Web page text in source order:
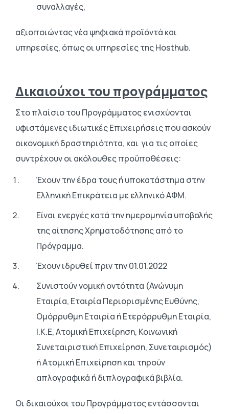
συναλλαγές,
αξιοποιώντας νέα ψηφιακά προϊόντά και
υπηρεσίες, όπως οι υπηρεσίες της Hosthub.
Δικαιούχοι του προγράμματος
Στο πλαίσιο του Προγράμματος ενισχύονται
υφιστάμενες ιδιωτικές Επιχειρήσεις που ασκούν
οικονομική δραστηριότητα, και για τις οποίες
συντρέχουν οι ακόλουθες προϋποθέσεις:
Έχουν την έδρα τους ή υποκατάστημα στην
Ελληνική Επικράτεια με ελληνικό ΑΦΜ.
Είναι ενεργές κατά την ημερομηνία υποβολής
της αίτησης Χρηματοδότησης από το
Πρόγραμμα.
Έχουν ιδρυθεί πριν την 01.01.2022
Συνιστούν νομική οντότητα (Ανώνυμη
Εταιρία, Εταιρία Περιορισμένης Ευθύνης,
Ομόρρυθμη Εταιρία ή Ετερόρρυθμη Εταιρία,
Ι.Κ.Ε, Ατομική Επιχείρηση, Κοινωνική
Συνεταιριστική Επιχείρηση, Συνεταιρισμός)
ή Ατομική Επιχείρηση και τηρούν
απλογραφικά ή διπλογραφικά βιβλία.
Οι δικαιούχοι του Προγράμματος εντάσσονται